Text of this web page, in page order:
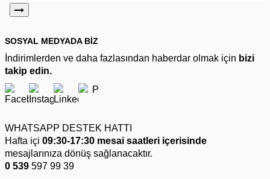
SOSYAL MEDYADA BİZ
İndirimlerden ve daha fazlasından haberdar olmak için bizi
takip edin.
WHATSAPP DESTEK HATTI
Hafta içi 09:30-17:30 mesai saatleri içerisinde
mesajlarınıza dönüş sağlanacaktır.
0 539 597 99 39